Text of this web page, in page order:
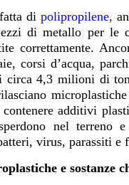
di polipropilene,
di metallo per le
correttamente.
corsi d’acqua,
circa 4,3 milioni di
additivi
nel terreno e
virus, parassiti e
e sostanze